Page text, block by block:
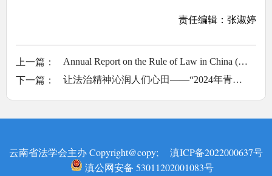
责任编辑：张淑婷
上一篇： Annual Report on the Rule of Law in China (2023)Launched in a Bilingual Chinese-English Edition
下一篇： 让法治精神沁润人们心田——“2024年青年普法志愿者法治文化基层行”活动综述
云南省法学会主办 Copyright@copy; 滇ICP备2022000637号
滇公网安备 53011202001083号